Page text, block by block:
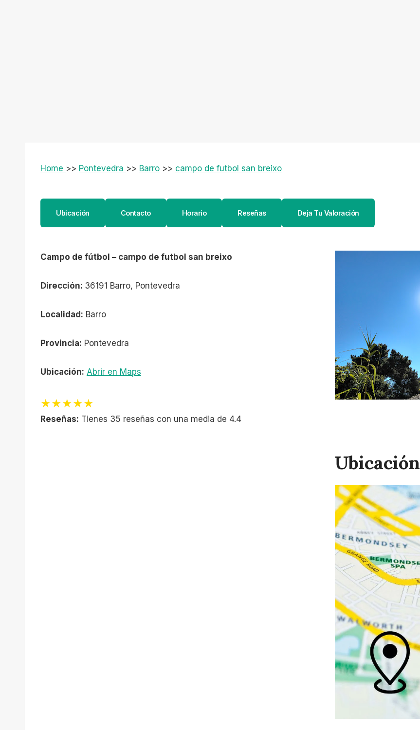
Home >> Pontevedra >> Barro >> campo de futbol san breixo
Ubicación Contacto Horario Reseñas Deja Tu Valoración
Campo de fútbol – campo de futbol san breixo
Dirección: 36191 Barro, Pontevedra
Localidad: Barro
Provincia: Pontevedra
Ubicación: Abrir en Maps
★★★★★
Reseñas: Tienes 35 reseñas con una media de 4.4
Ubicación